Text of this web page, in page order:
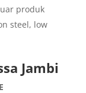
produk
steel, low
Jambi